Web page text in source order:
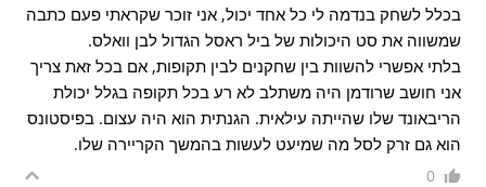
בכלל לשחק בנדמה לי כל אחד יכול, אני זוכר שקראתי פעם כתבה
שמשווה את סט היכולות של ביל ראסל הגדול לבן וואלס.
בלתי אפשרי להשוות בין שחקנים לבין תקופות, אם בכל זאת צריך
אני חושב שרודמן היה משתלב לא רע בכל תקופה בגלל יכולת
הריבאונד שלו שהייתה עילאית. הגנתית הוא היה עצום. בפיסטונס
הוא גם זרק לסל מה שמיעט לעשות בהמשך הקריירה שלו.
0